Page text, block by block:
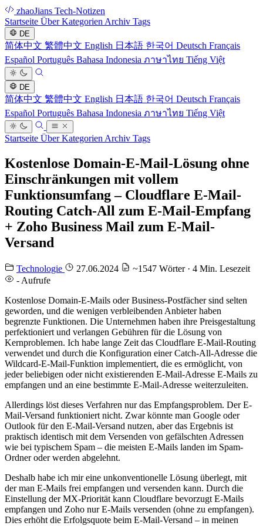
zhaoJians Tech-Notizen
Startseite ÜberKategorien Archiv Tags
DE
简体中文 繁體中文 English 日本語 한국어 Deutsch Français
Español Português Bahasa Indonesia ภาษาไทย Tiếng Việt
DE
简体中文 繁體中文 English 日本語 한국어 Deutsch Français
Español Português Bahasa Indonesia ภาษาไทย Tiếng Việt
Startseite ÜberKategorien Archiv Tags
Kostenlose Domain-E-Mail-Lösung ohne
Einschränkungen mit vollem
Funktionsumfang – Cloudflare E-Mail-
Routing Catch-All zum E-Mail-Empfang
+ Zoho Business Mail zum E-Mail-
Versand
Technologie 27.06.2024
~1547 Wörter · 4 Min. Lesezeit
- Aufrufe
Kostenlose Domain-E-Mails oder Business-Postfächer sind selten
geworden, und die wenigen verbleibenden Anbieter haben
begrenzte Funktionen. Die Unternehmen haben ihre Preisgestaltung
perfektioniert und verlangen Gebühren für die Lösung von
Kernproblemen. Ich habe lange Zeit das Cloudflare E-Mail-Routing
verwendet und durch die Konfiguration einer Catch-All-Adresse die
Wildcard-E-Mail-Funktion implementiert, die es ermöglicht, von
jeder beliebigen oder nicht existierenden E-Mail-Adresse E-Mails zu
empfangen und an eine bestimmte E-Mail-Adresse weiterzuleiten.
Allerdings löst dieses Verfahren nur das Empfangsproblem. Der E-
Mail-Versand funktioniert nicht. Zwar könnte man Google oder
Outlook für den E-Mail-Versand nutzen, aber das Ergebnis ist
praktisch identisch mit dem Versenden von gefälschten Adressen
wie bei typischem Spam – die meisten E-Mails landen im Spam-
Ordner oder werden abgelehnt.
Deshalb habe ich mir eine unkonventionelle Lösung überlegt, mit
der man E-Mails frei empfangen und versenden kann. Durch die
Einstellung der MX-Priorität kann Cloudflare bevorzugt E-Mails
empfangen und Zoho nur E-Mails versenden (ohne zu empfangen).
Dies erhöht die Erfolgsquote beim E-Mail-Versand – in meinen